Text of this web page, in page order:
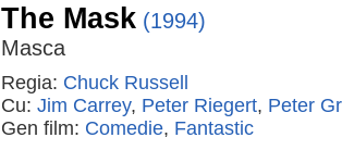
The Mask (1994)
Masca
Regia: Chuck Russell
Cu: Jim Carrey, Peter Riegert, Peter
Gen film: Comedie, Fantastic